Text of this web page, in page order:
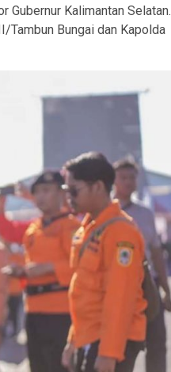
Gubernur Kalimantan Selatan.
Tambun Bungai dan Kapolda